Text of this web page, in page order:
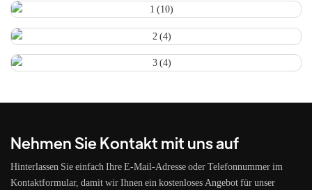
Nehmen Sie Kontakt mit uns auf
Hinterlassen Sie einfach Ihre E-Mail-Adresse oder Telefonnummer im
Kontaktformular, damit wir Ihnen ein kostenloses Angebot für unser